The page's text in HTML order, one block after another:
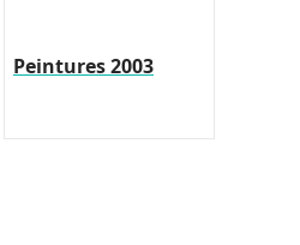
Peintures 2003